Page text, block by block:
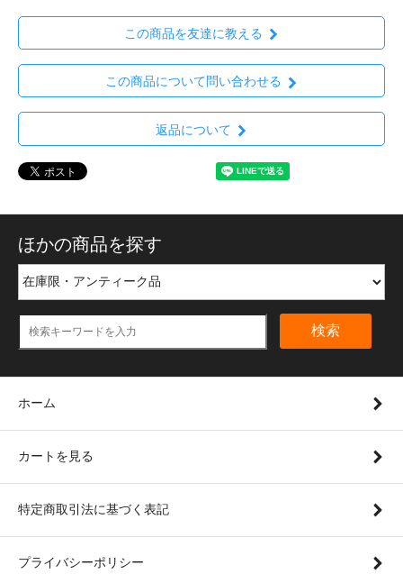
この商品を友達に教える
この商品について問い合わせる
返品について
ほかの商品を探す
検索
ホーム
カートを見る
特定商取引法に基づく表記
プライバシーポリシー